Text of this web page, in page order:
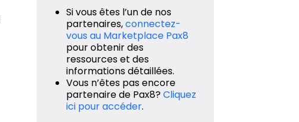
Si vous êtes l’un de nos
partenaires,connectez-
vous au Marketplace Pax8
pour obtenir des
ressources et des
informations détaillées.
Vous n’êtes pas encore
partenaire de Pax8?Cliquez
ici pour accéder.